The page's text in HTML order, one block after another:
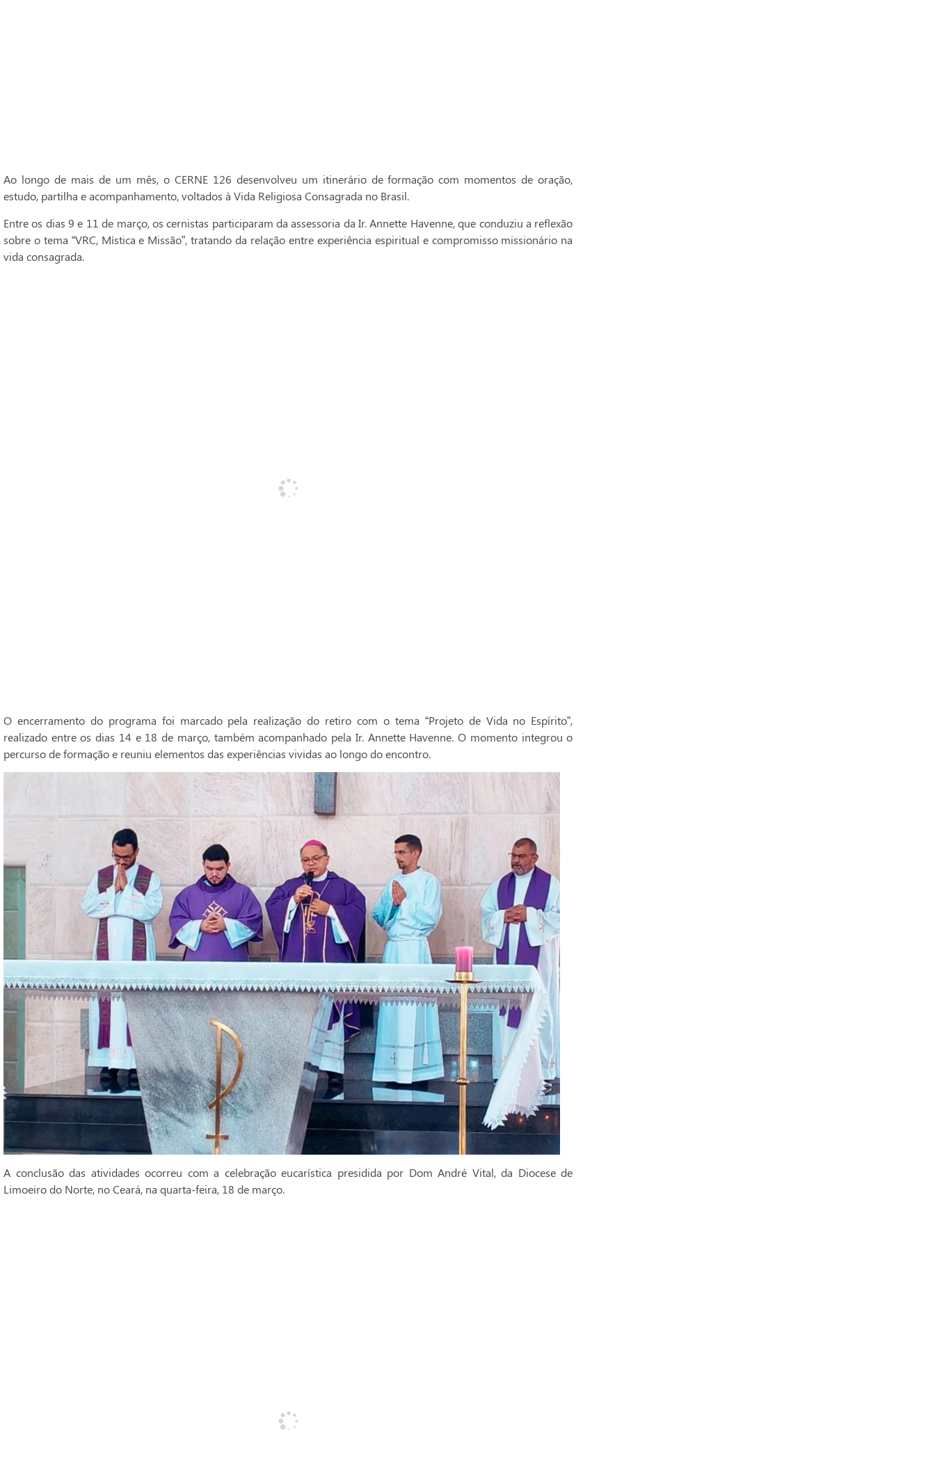
Ao longo de mais de um mês, o CERNE 126 desenvolveu um itinerário de formação com momentos de oração,
estudo, partilha e acompanhamento, voltados à Vida Religiosa Consagrada no Brasil.
Entre os dias 9 e 11 de março, os cernistas participaram da assessoria da Ir. Annette Havenne, que conduziu a reflexão
sobre o tema “VRC, Mística e Missão”, tratando da relação entre experiência espiritual e compromisso missionário na
vida consagrada.
O encerramento do programa foi marcado pela realização do retiro com o tema “Projeto de Vida no Espírito”,
realizado entre os dias 14 e 18 de março, também acompanhado pela Ir. Annette Havenne. O momento integrou o
percurso de formação e reuniu elementos das experiências vividas ao longo do encontro.
A conclusão das atividades ocorreu com a celebração eucarística presidida por Dom André Vital, da Diocese de
Limoeiro do Norte, no Ceará, na quarta-feira, 18 de março.